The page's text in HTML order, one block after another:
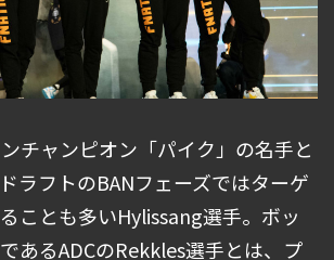
チャンピオン「パイク」の名手と
ラフトのBANフェーズではターゲ
ことも多いHylissang選手。ボッ
あるADCのRekkles選手とは、プ